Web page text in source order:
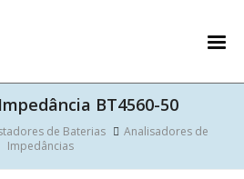
BT4560-50
de Baterias
Analisadores de
Impedâncias